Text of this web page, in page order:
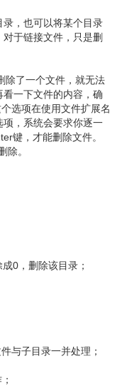
，也可以将某个目录
于链接文件，只是删
除了一个文件，就无法
一下文件的内容，确
选项在使用文件扩展名
，系统会要求你逐一
键，才能删除文件。
除。
0，删除该目录；
与子目录一并处理；